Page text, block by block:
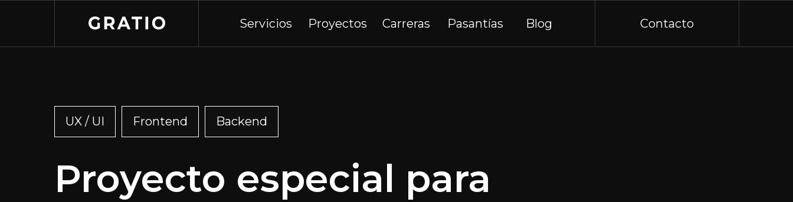
Servicios Proyectos Blog
Carreras Pasantías Contacto
UX / UI Frontend Backend
Proyecto especial para